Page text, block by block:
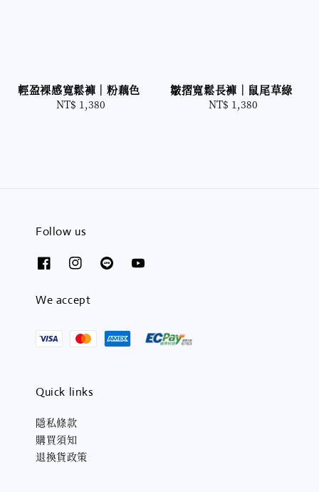
輕盈裸感寬鬆褲｜粉藕色
Regular
NT$ 1,380
皺摺寬鬆長褲｜鼠尾草綠
Regular
NT$ 1,380
Follow us
We accept
Quick links
隱私條款
購買須知
退換貨政策